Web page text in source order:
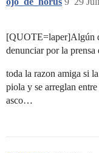
[QUOTE=laper]Algún
denunciar por la
toda la razon amiga si
piola y se arreglan
asco…